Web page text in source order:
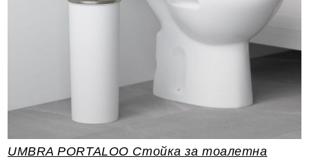
UMBRA PORTALOO Стойка за тоалетна